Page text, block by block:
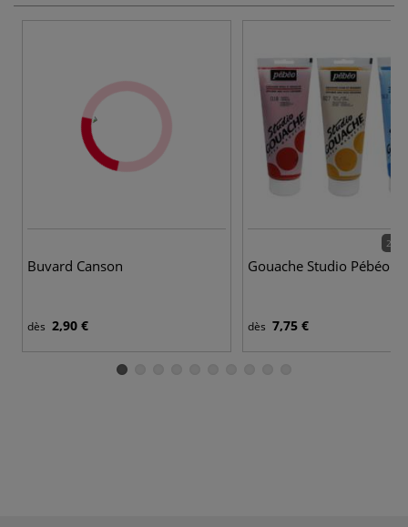
Buvard Canson
dès 2,90 €
22
Gouache Studio Pébéo
dès 7,75 €